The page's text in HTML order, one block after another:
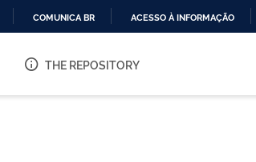
O
COMUNICA BR ACESSO À INFORMAÇÃO
THE REPOSITORY